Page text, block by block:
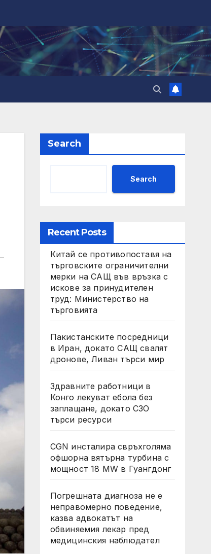
Search
Search
Recent Posts
Китай се противопоставя на
търговските ограничителни
мерки на САЩ във връзка с
искове за принудителен
труд: Министерство на
търговията
Пакистанските посредници
в Иран, докато САЩ свалят
дронове, Ливан търси мир
Здравните работници в
Конго лекуват ебола без
заплащане, докато СЗО
търси ресурси
CGN инсталира свръхголяма
офшорна вятърна турбина с
мощност 18 MW в Гуангдонг
Погрешната диагноза не е
неправомерно поведение,
казва адвокатът на
обвиняемия лекар пред
медицинския наблюдател